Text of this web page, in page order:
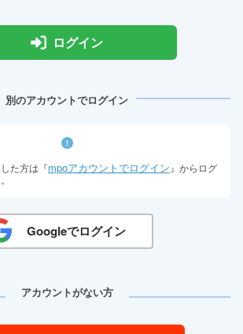
ログイン
別のアカウントでログイン
た方は『mpoアカウントでログイン 』からログ
Googleでログイン
アカウントがない方